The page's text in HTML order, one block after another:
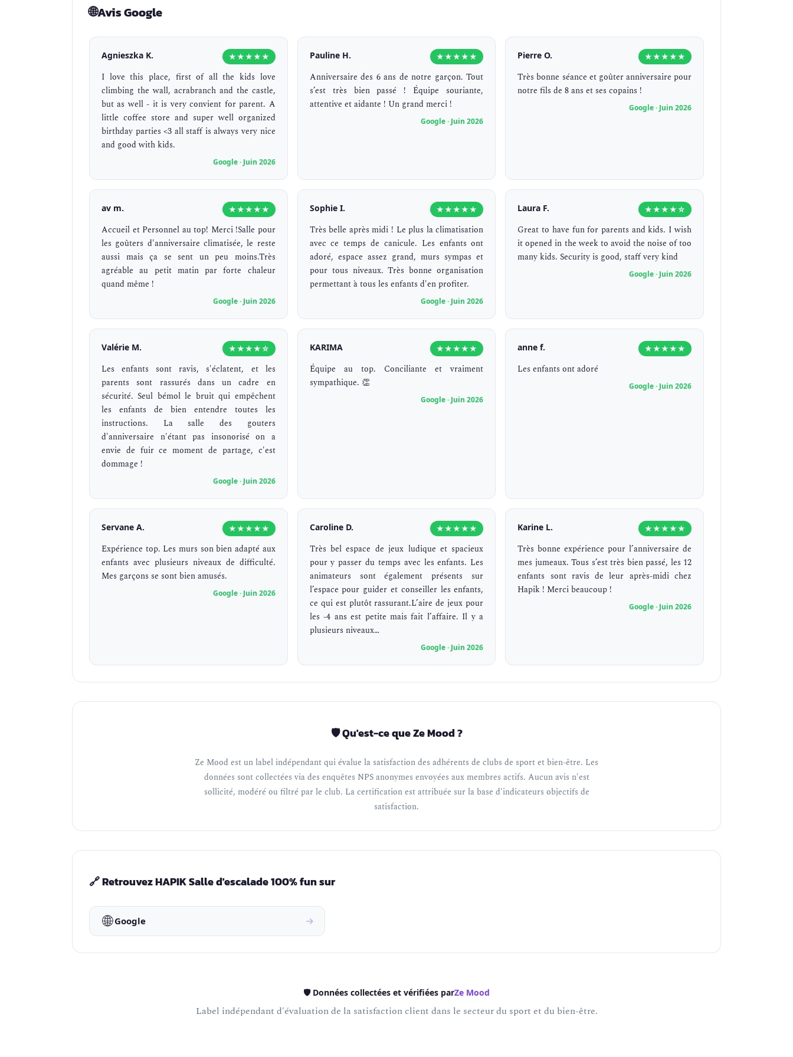
🌐Avis Google
Agnieszka K. ★★★★★
I love this place, first of all the kids love
climbing the wall, acrabranch and the castle,
but as well - it is very convient for parent. A
little coffee store and super well organized
birthday parties <3 all staff is always very nice
and good with kids.
Google · Juin 2026
Pauline H. ★★★★★
Anniversaire des 6 ans de notre garçon. Tout
s’est très bien passé ! Équipe souriante,
attentive et aidante ! Un grand merci !
Google · Juin 2026
Pierre O. ★★★★★
Très bonne séance et goûter anniversaire pour
notre fils de 8 ans et ses copains !
Google · Juin 2026
av m. ★★★★★
Accueil et Personnel au top! Merci !Salle pour
les goûters d'anniversaire climatisée, le reste
aussi mais ça se sent un peu moins.Très
agréable au petit matin par forte chaleur
quand même !
Google · Juin 2026
Sophie I. ★★★★★
Très belle après midi ! Le plus la climatisation
avec ce temps de canicule. Les enfants ont
adoré, espace assez grand, murs sympas et
pour tous niveaux. Très bonne organisation
permettant à tous les enfants d'en profiter.
Google · Juin 2026
Laura F. ★★★★☆
Great to have fun for parents and kids. I wish
it opened in the week to avoid the noise of too
many kids. Security is good, staff very kind
Google · Juin 2026
Valérie M. ★★★★☆
Les enfants sont ravis, s'éclatent, et les
parents sont rassurés dans un cadre en
sécurité. Seul bémol le bruit qui empêchent
les enfants de bien entendre toutes les
instructions. La salle des gouters
d'anniversaire n'étant pas insonorisé on a
envie de fuir ce moment de partage, c'est
dommage !
Google · Juin 2026
KARIMA ★★★★★
Équipe au top. Conciliante et vraiment
sympathique. 👏
Google · Juin 2026
anne f. ★★★★★
Les enfants ont adoré
Google · Juin 2026
Servane A. ★★★★★
Expérience top. Les murs son bien adapté aux
enfants avec plusieurs niveaux de difficulté.
Mes garçons se sont bien amusés.
Google · Juin 2026
Caroline D. ★★★★★
Très bel espace de jeux ludique et spacieux
pour y passer du temps avec les enfants. Les
animateurs sont également présents sur
l’espace pour guider et conseiller les enfants,
ce qui est plutôt rassurant.L’aire de jeux pour
les -4 ans est petite mais fait l’affaire. Il y a
plusieurs niveaux…
Google · Juin 2026
Karine L. ★★★★★
Très bonne expérience pour l’anniversaire de
mes jumeaux. Tous s’est très bien passé, les 12
enfants sont ravis de leur après-midi chez
Hapik ! Merci beaucoup !
Google · Juin 2026
🛡️ Qu'est-ce que Ze Mood ?
Ze Mood est un label indépendant qui évalue la satisfaction des adhérents de clubs de sport et bien-être. Les
données sont collectées via des enquêtes NPS anonymes envoyées aux membres actifs. Aucun avis n'est
sollicité, modéré ou filtré par le club. La certification est attribuée sur la base d'indicateurs objectifs de
satisfaction.
🔗 Retrouvez HAPIK Salle d'escalade 100% fun sur
🌐 Google →
🛡️ Données collectées et vérifiées parZe Mood
Label indépendant d'évaluation de la satisfaction client dans le secteur du sport et du bien-être.